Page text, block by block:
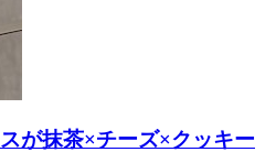
が抹茶×チーズ×クッキー